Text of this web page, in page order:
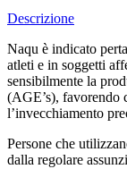
Descrizione
Naqu è indicato
atleti e in soggetti
sensibilmente la
(AGE’s), favorendo
l’invecchiamento
Persone che
dalla regolare